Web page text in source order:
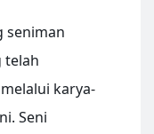
seniman
telah
karya-
Seni